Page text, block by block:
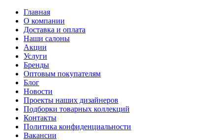
Главная
О компании
Доставка и оплата
Наши cалоны
Акции
Услуги
Бренды
Оптовым покупателям
Блог
Новости
Проекты наших дизайнеров
Подборки товарных коллекций
Контакты
Политика конфиденциальности
Вакансии